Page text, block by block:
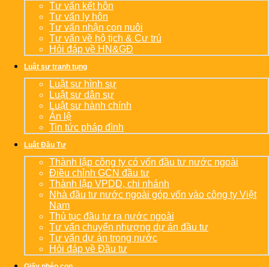
Tư vấn kết hôn
Tư vấn ly hôn
Tư vấn nhận con nuôi
Tư vấn về hộ tịch & Cư trú
Hỏi đáp về HN&GĐ
Luật sư tranh tụng
Luật sư hình sự
Luật sư dân sự
Luật sư hành chính
Án lệ
Tin tức pháp đình
Luật Đầu Tư
Thành lập công ty có vốn đầu tư nước ngoài
Điều chỉnh GCN đầu tư
Thành lập VPDD, chi nhánh
Nhà đầu tư nước ngoài góp vốn vào công ty Việt
Nam
Thủ tục đầu tư ra nước ngoài
Tư vấn chuyển nhượng dự án đầu tư
Tư vấn dự án trong nước
Hỏi đáp về Đầu tư